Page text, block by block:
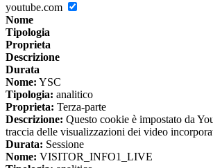
youtube.com
Nome
Tipologia
Proprieta
Descrizione
Durata
Nome: YSC
Tipologia: analitico
Proprieta: Terza-parte
Descrizione: Questo cookie è impostato da
traccia delle visualizzazioni dei video
Durata: Sessione
Nome: VISITOR_INFO1_LIVE